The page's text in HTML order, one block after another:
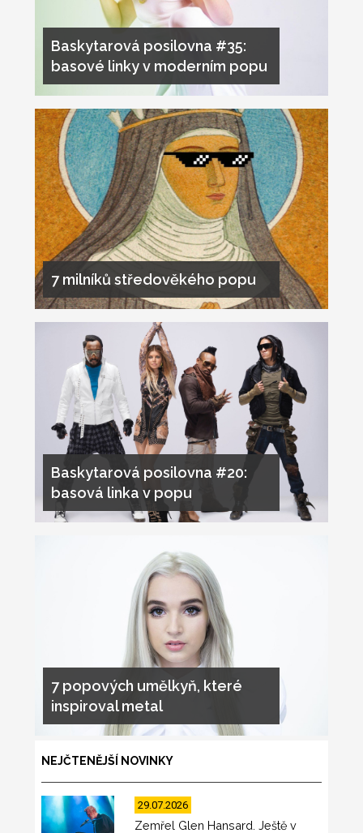
Baskytarová posilovna #35:
basové linky v moderním popu
7 milníků středověkého popu
Baskytarová posilovna #20:
basová linka v popu
7 popových umělkyň, které
inspiroval metal
NEJČTENĚJŠÍ NOVINKY
29.07.2026
Zemřel Glen Hansard. Ještě v